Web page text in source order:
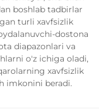
boshlab tadbirlar
turli xavfsizlik
dostona
diapazonlari va
o'z ichiga oladi,
xavfsizlik
imkonini beradi.